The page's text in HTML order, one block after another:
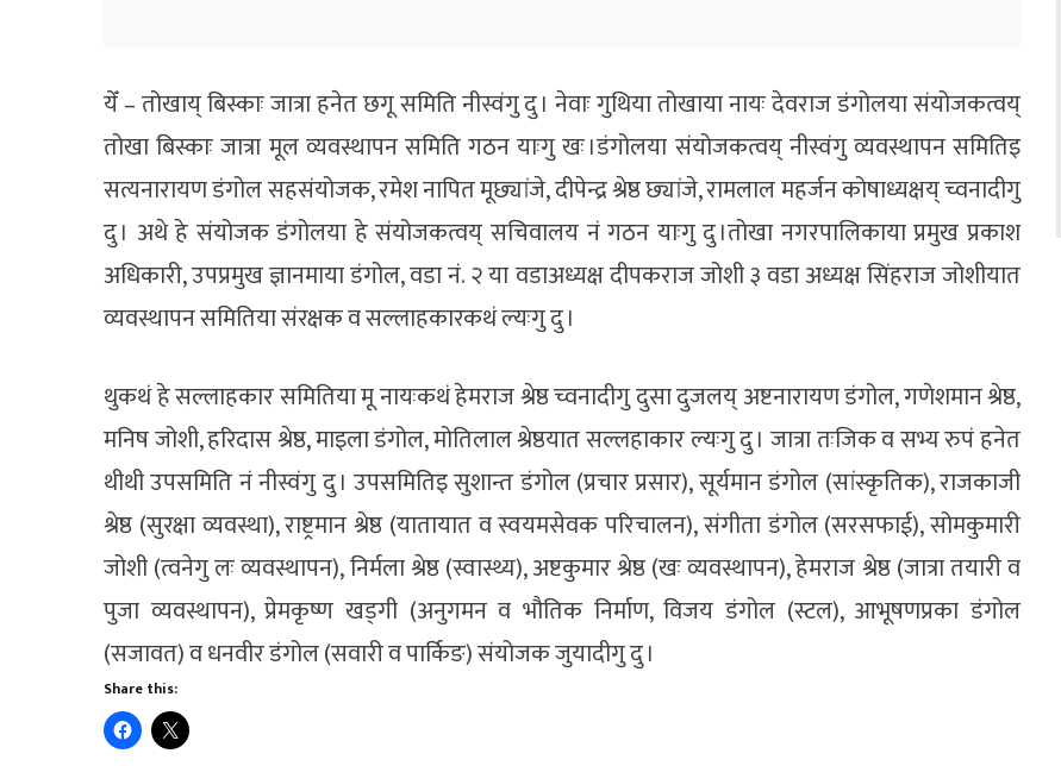
येँ – तोखाय् बिस्काः जात्रा हनेत छगू समिति नीस्वंगु दु । नेवाः गुथिया तोखाया नायः देवराज डंगोलया संयोजकत्वय्
तोखा बिस्काः जात्रा मूल व्यवस्थापन समिति गठन याःगु खः ।डंगोलया संयोजकत्वय् नीस्वंगु व्यवस्थापन समितिइ
सत्यनारायण डंगोल सहसंयोजक, रमेश नापित मूछ्यांजे, दीपेन्द्र श्रेष्ठ छ्यांजे, रामलाल महर्जन कोषाध्यक्षय् च्वनादीगु
दु । अथे हे संयोजक डंगोलया हे संयोजकत्वय् सचिवालय नं गठन याःगु दु ।तोखा नगरपालिकाया प्रमुख प्रकाश
अधिकारी, उपप्रमुख ज्ञानमाया डंगोल, वडा नं. २ या वडाअध्यक्ष दीपकराज जोशी ३ वडा अध्यक्ष सिंहराज जोशीयात
व्यवस्थापन समितिया संरक्षक व सल्लाहकारकथं ल्यःगु दु ।
थुकथं हे सल्लाहकार समितिया मू नायःकथं हेमराज श्रेष्ठ च्वनादीगु दुसा दुजलय् अष्टनारायण डंगोल, गणेशमान श्रेष्ठ,
मनिष जोशी, हरिदास श्रेष्ठ, माइला डंगोल, मोतिलाल श्रेष्ठयात सल्लहाकार ल्यःगु दु । जात्रा तःजिक व सभ्य रुपं हनेत
थीथी उपसमिति नं नीस्वंगु दु । उपसमितिइ सुशान्त डंगोल (प्रचार प्रसार), सूर्यमान डंगोल (सांस्कृतिक), राजकाजी
श्रेष्ठ (सुरक्षा व्यवस्था), राष्ट्रमान श्रेष्ठ (यातायात व स्वयमसेवक परिचालन), संगीता डंगोल (सरसफाई), सोमकुमारी
जोशी (त्वनेगु लः व्यवस्थापन), निर्मला श्रेष्ठ (स्वास्थ्य), अष्टकुमार श्रेष्ठ (खः व्यवस्थापन), हेमराज श्रेष्ठ (जात्रा तयारी व
पुजा व्यवस्थापन), प्रेमकृष्ण खड्गी (अनुगमन व भौतिक निर्माण, विजय डंगोल (स्टल), आभूषणप्रका डंगोल
(सजावत) व धनवीर डंगोल (सवारी व पार्किङ) संयोजक जुयादीगु दु ।
Share this: